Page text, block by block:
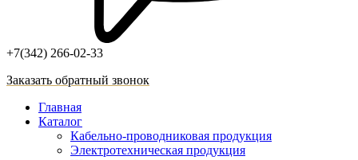
+7(342) 266-02-33
Заказать обратный звонок
Главная
Каталог
Кабельно-проводниковая продукция
Электротехническая продукция